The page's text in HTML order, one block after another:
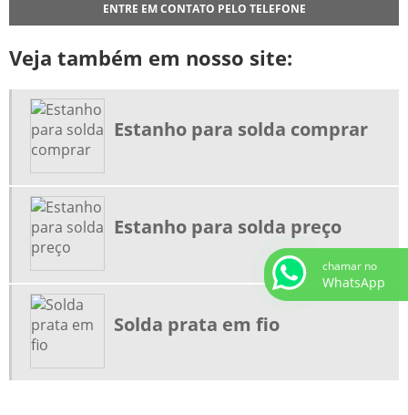
FORNECEDOR DE SOLDA PRATA
DISTRIBUIDOR DE VARETA DE SOLDA
ESTANHO PARA SOLDA COMPRAR
ESTANHO PARA SOLDA PREÇO
FLUXO PARA SOLDA PRATA
FLUXO PARA SOLDA PRATA PREÇO
BICO DE CORTE PARA SOLDA COMPRAR
EQUIPAMENTOS DE SOLDA E CORTE
MAÇARICO PARA AQUECIMENTO DE PEÇAS
MAÇARICO PARA CORTE E SOLDA
MAÇARICO PORTÁTIL PARA SOLDA
ENTRE EM CONTATO PELO TELEFONE
Veja também em nosso site:
Estanho para solda comprar
Estanho para solda preço
Solda prata em fio
chamar no
WhatsApp